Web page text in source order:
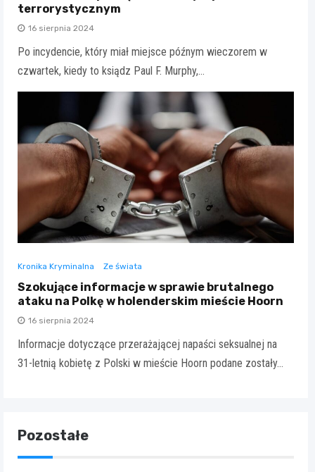
terrorystycznym
16 sierpnia 2024
Po incydencie, który miał miejsce późnym wieczorem w
czwartek, kiedy to ksiądz Paul F. Murphy,…
Kronika Kryminalna Ze świata
Szokujące informacje w sprawie brutalnego
ataku na Polkę w holenderskim mieście Hoorn
16 sierpnia 2024
Informacje dotyczące przerażającej napaści seksualnej na
31-letnią kobietę z Polski w mieście Hoorn podane zostały…
Pozostałe